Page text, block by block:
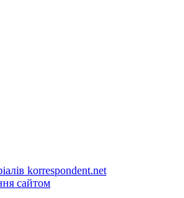
korrespondent.net
сайтом